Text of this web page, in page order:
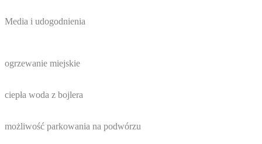
Media i udogodnienia
ogrzewanie miejskie
ciepła woda z bojlera
możliwość parkowania na podwórzu